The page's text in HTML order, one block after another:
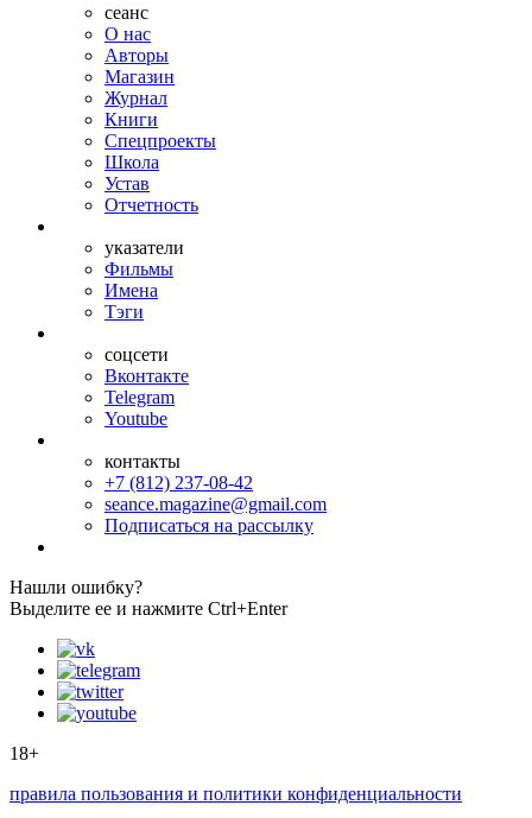
сеанс
О нас
Авторы
Магазин
Журнал
Книги
Спецпроекты
Школа
Устав
Отчетность
указатели
Фильмы
Имена
Тэги
соцсети
Вконтакте
Telegram
Youtube
контакты
+7 (812) 237-08-42
seance.magazine@gmail.com
Подписаться на рассылку
Нашли ошибку?
Выделите ее и нажмите Ctrl+Enter
18+
правила пользования и политики конфиденциальности